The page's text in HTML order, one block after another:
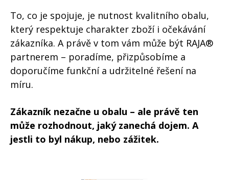
To, co je spojuje, je nutnost kvalitního obalu,
který respektuje charakter zboží i očekávání
zákazníka. A právě v tom vám může být RAJA®
partnerem – poradíme, přizpůsobíme a
doporučíme funkční a udržitelné řešení na
míru.
Zákazník nezačne u obalu – ale právě ten
může rozhodnout, jaký zanechá dojem. A
jestli to byl nákup, nebo zážitek.